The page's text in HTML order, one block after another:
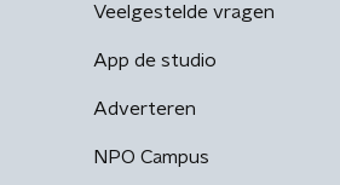
Veelgestelde vragen
App de studio
Adverteren
NPO Campus